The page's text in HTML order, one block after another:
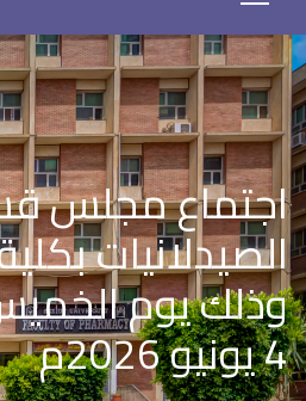
اجتماع مجلس
الصيدلانيات
وذلك يوم
4 يونيو 2026م